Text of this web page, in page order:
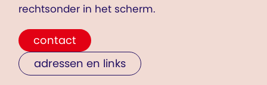
rechtsonder in het scherm.
contact
adressen en links